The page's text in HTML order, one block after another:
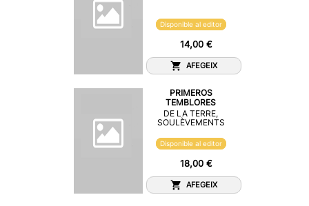
Disponible al editor
14,00 €
AFEGEIX
PRIMEROS
TEMBLORES
DE LA TERRE,
SOULÈVEMENTS
Disponible al editor
18,00 €
AFEGEIX